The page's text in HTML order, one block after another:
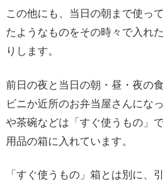
この他にも、当日の朝まで使っ
たようなものをその時々で入れ
りします。
前日の夜と当日の朝・昼・夜の
ビニか近所のお弁当屋さんにな
や茶碗などは「すぐ使うもの」
用品の箱に入れています。
「すぐ使うもの」箱とは別に、